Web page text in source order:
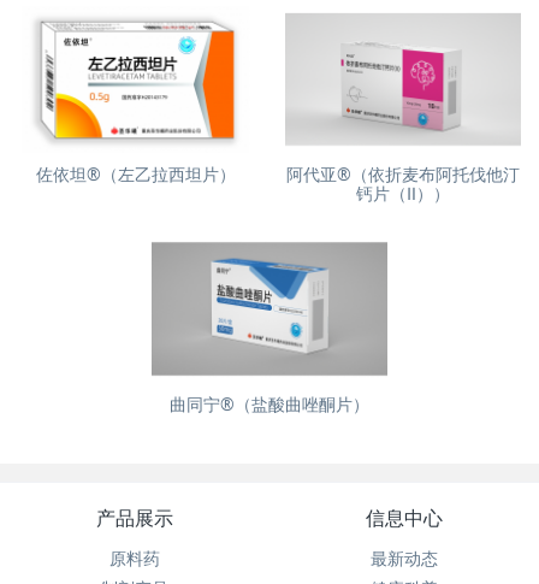
佐依坦®（左乙拉西坦片）
阿代亚®（依折麦布阿托伐他汀
钙片（Ⅱ））
曲同宁®（盐酸曲唑酮片）
产品展示
原料药
信息中心
最新动态